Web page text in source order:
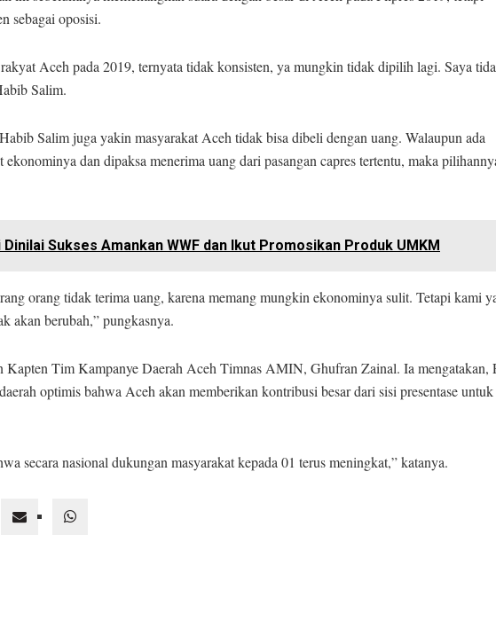
sebagai oposisi.
Aceh pada 2019, ternyata tidak konsisten, ya mungkin tidak dipilih lagi. Saya
Salim.
Salim juga yakin masyarakat Aceh tidak bisa dibeli dengan uang. Walaupun ada
ekonominya dan dipaksa menerima uang dari pasangan capres tertentu, maka
Sukses Amankan WWF dan Ikut Promosikan Produk UMKM
orang tidak terima uang, karena memang mungkin ekonominya sulit. Tetapi kami
akan berubah,” pungkasnya.
Kapten Tim Kampanye Daerah Aceh Timnas AMIN, Ghufran Zainal. Ia mengatakan,
optimis bahwa Aceh akan memberikan kontribusi besar dari sisi presentase untuk
secara nasional dukungan masyarakat kepada 01 terus meningkat,” katanya.